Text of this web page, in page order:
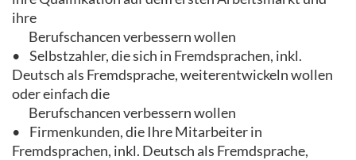
ihre
Berufschancen verbessern wollen
• Selbstzahler, die sich in Fremdsprachen, inkl.
Deutsch als Fremdsprache, weiterentwickeln wollen
oder einfach die
Berufschancen verbessern wollen
• Firmenkunden, die Ihre Mitarbeiter in
Fremdsprachen, inkl. Deutsch als Fremdsprache,